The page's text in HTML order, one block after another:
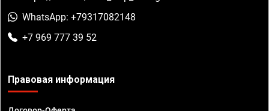
WhatsApp: +79317082148
+7 969 777 39 52
Правовая информация